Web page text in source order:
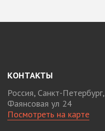
КОНТАКТЫ
Россия, Санкт-Петербург,
Фаянсовая ул 24
Посмотреть на карте